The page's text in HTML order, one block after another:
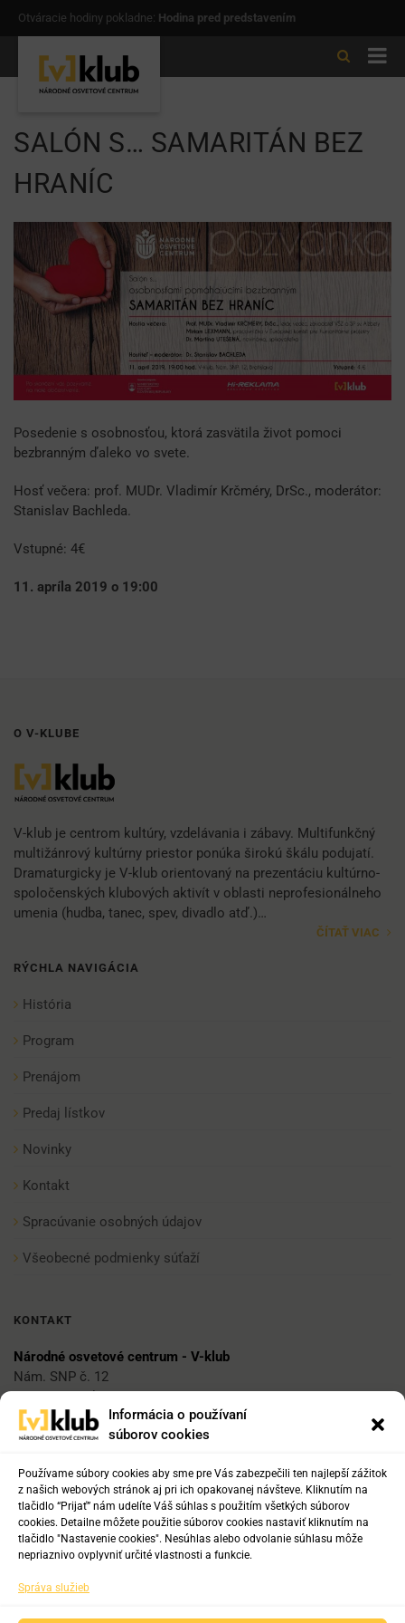
Informácia o používaní
súborov cookies
Používame súbory cookies aby sme pre Vás zabezpečili ten najlepší zážitok
z našich webových stránok aj pri ich opakovanej návšteve. Kliknutím na
tlačidlo “Prijať” nám udelíte Váš súhlas s použitím všetkých súborov
cookies. Detailne môžete použitie súborov cookies nastaviť kliknutím na
tlačidlo "Nastavenie cookies". Nesúhlas alebo odvolanie súhlasu môže
nepriaznivo ovplyvniť určité vlastnosti a funkcie.
Správa služieb
Otváracie hodiny pokladne: Hodina pred predstavením
SALÓN S… SAMARITÁN BEZ
HRANÍC
Posedenie s osobnosťou, ktorá zasvätila život pomoci
bezbranným ďaleko vo svete.
Hosť večera: prof. MUDr. Vladimír Krčméry, DrSc., moderátor:
Stanislav Bachleda.
Vstupné: 4€
11. apríla 2019 o 19:00
O V-KLUBE
V-klub je centrom kultúry, vzdelávania i zábavy. Multifunkčný
multižánrový kultúrny priestor ponúka širokú škálu podujatí.
Dramaturgicky je V-klub orientovaný na prezentáciu kultúrno-
spoločenských klubových aktivít v oblasti neprofesionálneho
umenia (hudba, tanec, spev, divadlo atď.)…
ČÍTAŤ VIAC
RÝCHLA NAVIGÁCIA
História
Program
Prenájom
Predaj lístkov
Novinky
Kontakt
Spracúvanie osobných údajov
Všeobecné podmienky súťaží
KONTAKT
Národné osvetové centrum - V-klub
Nám. SNP č. 12
812 34 Bratislava 1
vklub@nocka.sk
Tel:
+421 2 204 71 217
+421 918 817 141